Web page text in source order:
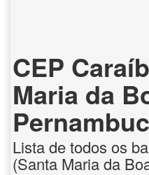
CEP
Maria da
Lista de todos os
(Santa Maria da